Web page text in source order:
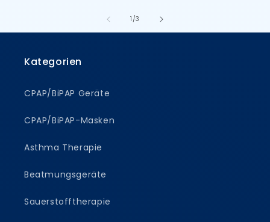
1 /von
3
Kategorien
CPAP/BiPAP Geräte
CPAP/BiPAP-Masken
Asthma Therapie
Beatmungsgeräte
Sauerstofftherapie